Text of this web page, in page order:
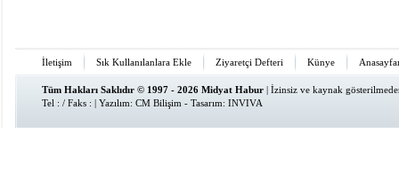
İletişim Sık Kullanılanlara Ekle Ziyaretçi Defteri Künye
Tüm Hakları Saklıdır © 1997 - 2026 Midyat Habur | İzinsiz ve kaynak
Tel : / Faks : | Yazılım: CM Bilişim - Tasarım: INVIVA